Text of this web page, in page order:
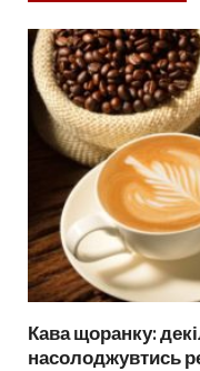
Кава щоранку:
насолоджувтись